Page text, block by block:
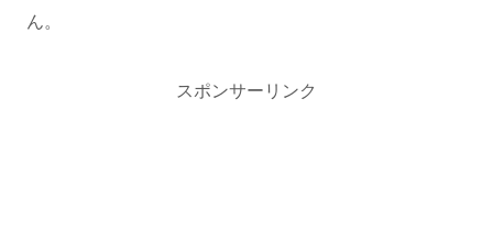
ん。
スポンサーリンク